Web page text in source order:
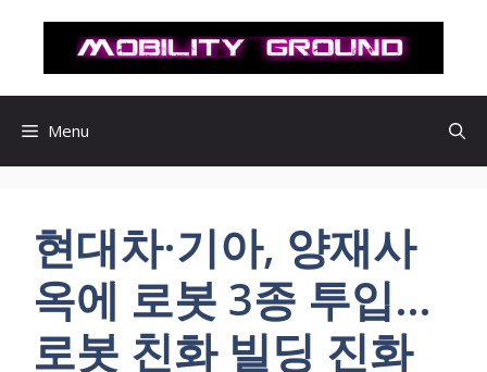
로
Menu
현대차·기아, 양재사
옥에 로봇 3종 투입…
로봇 친화 빌딩 진화